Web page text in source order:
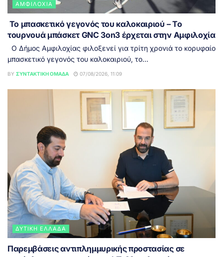
ΑΜΦΙΛΟΧΊΑ
Το μπασκετικό γεγονός του καλοκαιριού – Το
τουρνουά μπάσκετ GNC 3on3 έρχεται στην Αμφιλοχία
Ο Δήμος Αμφιλοχίας φιλοξενεί για τρίτη χρονιά το κορυφαίο
μπασκετικό γεγονός του καλοκαιριού, το...
BY ΣΥΝΤΑΚΤΙΚΉ ΟΜΆΔΑ 07/08/2026, 11:09
ΔΥΤΙΚΉ ΕΛΛΆΔΑ
Παρεμβάσεις αντιπλημμυρικής προστασίας σε